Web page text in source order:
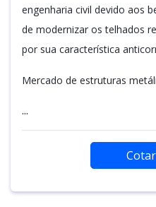
engenharia civil devido aos
de modernizar os telhados
por sua característica
Mercado de estruturas
...